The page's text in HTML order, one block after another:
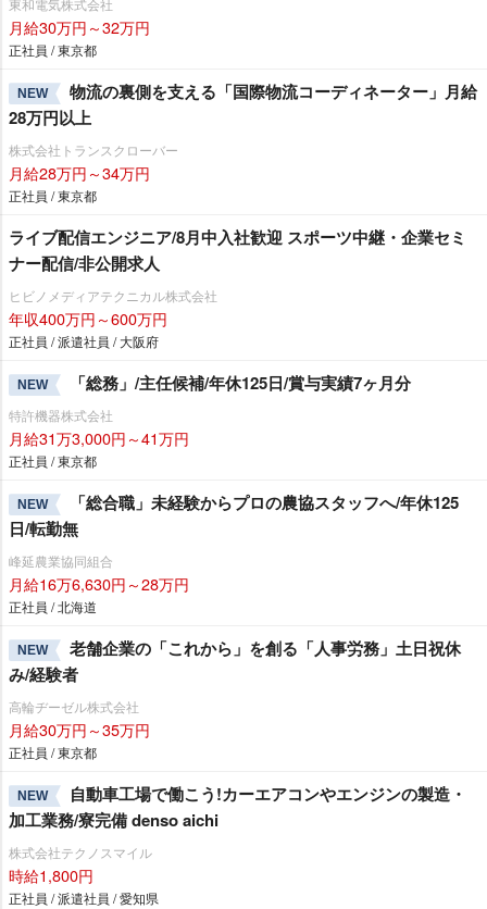
東和電気株式会社
月給30万円～32万円
正社員 / 東京都
NEW
物流の裏側を支える「国際物流コーディネーター」月給
28万円以上
株式会社トランスクローバー
月給28万円～34万円
正社員 / 東京都
ライブ配信エンジニア/8月中入社歓迎 スポーツ中継・企業セミ
ナー配信/非公開求人
ヒビノメディアテクニカル株式会社
年収400万円～600万円
正社員 / 派遣社員 / 大阪府
NEW 「総務」/主任候補/年休125日/賞与実績7ヶ月分
特許機器株式会社
月給31万3,000円～41万円
正社員 / 東京都
NEW
「総合職」未経験からプロの農協スタッフへ/年休125
日/転勤無
峰延農業協同組合
月給16万6,630円～28万円
正社員 / 北海道
NEW
老舗企業の「これから」を創る「人事労務」土日祝休
み/経験者
高輪ヂーゼル株式会社
月給30万円～35万円
正社員 / 東京都
NEW
自動車工場で働こう!カーエアコンやエンジンの製造・
加工業務/寮完備 denso aichi
株式会社テクノスマイル
時給1,800円
正社員 / 派遣社員 / 愛知県